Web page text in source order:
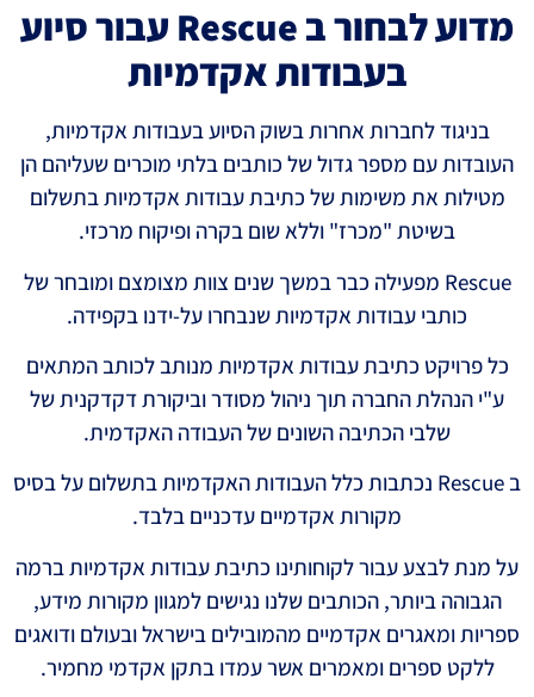
מדוע לבחור ב Rescue עבור סיוע
בעבודות אקדמיות
בניגוד לחברות אחרות בשוק הסיוע בעבודות אקדמיות,
העובדות עם מספר גדול של כותבים בלתי מוכרים שעליהם הן
מטילות את משימות של כתיבת עבודות אקדמיות בתשלום
בשיטת "מכרז" וללא שום בקרה ופיקוח מרכזי.
Rescue מפעילה כבר במשך שנים צוות מצומצם ומובחר של
כותבי עבודות אקדמיות שנבחרו על-ידנו בקפידה.
כל פרויקט כתיבת עבודות אקדמיות מנותב לכותב המתאים
ע"י הנהלת החברה תוך ניהול מסודר וביקורת דקדקנית של
שלבי הכתיבה השונים של העבודה האקדמית.
ב Rescue נכתבות כלל העבודות האקדמיות בתשלום על בסיס
מקורות אקדמיים עדכניים בלבד.
על מנת לבצע עבור לקוחותינו כתיבת עבודות אקדמיות ברמה
הגבוהה ביותר, הכותבים שלנו נגישים למגוון מקורות מידע,
ספריות ומאגרים אקדמיים מהמובילים בישראל ובעולם ודואגים
ללקט ספרים ומאמרים אשר עמדו בתקן אקדמי מחמיר.